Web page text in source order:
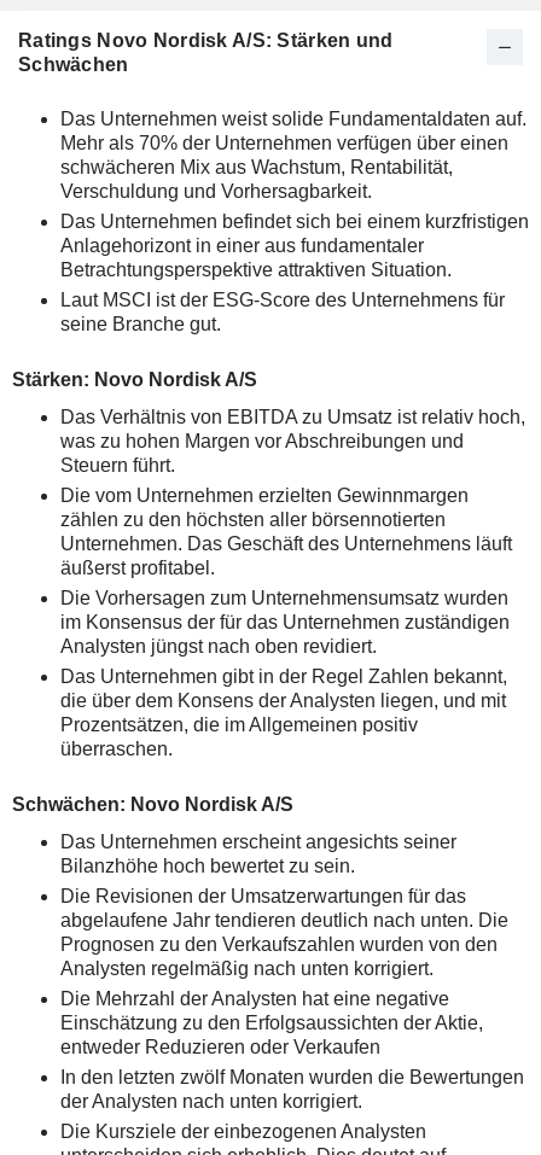
Ratings Novo Nordisk A/S: Stärken und
Schwächen
Das Unternehmen weist solide Fundamentaldaten auf.
Mehr als 70% der Unternehmen verfügen über einen
schwächeren Mix aus Wachstum, Rentabilität,
Verschuldung und Vorhersagbarkeit.
Das Unternehmen befindet sich bei einem kurzfristigen
Anlagehorizont in einer aus fundamentaler
Betrachtungsperspektive attraktiven Situation.
Laut MSCI ist der ESG-Score des Unternehmens für
seine Branche gut.
Stärken: Novo Nordisk A/S
Das Verhältnis von EBITDA zu Umsatz ist relativ hoch,
was zu hohen Margen vor Abschreibungen und
Steuern führt.
Die vom Unternehmen erzielten Gewinnmargen
zählen zu den höchsten aller börsennotierten
Unternehmen. Das Geschäft des Unternehmens läuft
äußerst profitabel.
Die Vorhersagen zum Unternehmensumsatz wurden
im Konsensus der für das Unternehmen zuständigen
Analysten jüngst nach oben revidiert.
Das Unternehmen gibt in der Regel Zahlen bekannt,
die über dem Konsens der Analysten liegen, und mit
Prozentsätzen, die im Allgemeinen positiv
überraschen.
Schwächen: Novo Nordisk A/S
Das Unternehmen erscheint angesichts seiner
Bilanzhöhe hoch bewertet zu sein.
Die Revisionen der Umsatzerwartungen für das
abgelaufene Jahr tendieren deutlich nach unten. Die
Prognosen zu den Verkaufszahlen wurden von den
Analysten regelmäßig nach unten korrigiert.
Die Mehrzahl der Analysten hat eine negative
Einschätzung zu den Erfolgsaussichten der Aktie,
entweder Reduzieren oder Verkaufen
In den letzten zwölf Monaten wurden die Bewertungen
der Analysten nach unten korrigiert.
Die Kursziele der einbezogenen Analysten